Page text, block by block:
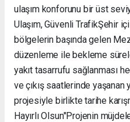
ulaşım konforunu bir üst
Ulaşım, Güvenli Trafik ​Şehir
bölgelerin başında gelen
düzenleme ile bekleme
yakıt tasarrufu sağlanması
ve çıkış saatlerinde
projesiyle birlikte tarihe
Hayırlı Olsun" ​Projenin